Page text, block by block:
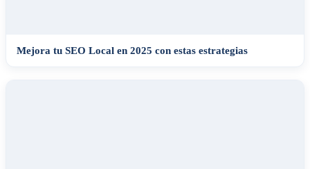
Mejora tu SEO Local en 2025 con estas estrategias